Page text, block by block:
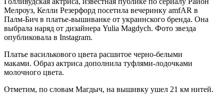
Мелроуз, Келли Резерфорд посетила вечеринку amfAR в
Палм-Бич в платье-вышиванке от украинского бренда. Она
выбрала наряд от дизайнера Yulia Magdych. Фото звезда
опубликовала в Instagram.
Платье василькового цвета расшитое черно-белыми
маками. Образ актриса дополнила туфлями-лодочками
молочного цвета.
Отметим, по словам Магдыч, на вышивку ушел 21 км нитей.